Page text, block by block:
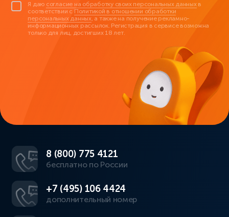
Я даю согласие на обработку своих персональных данныхв
соответствии с Политикой в отношении обработки
персональных данных, а также на получение рекламно-
информационных рассылок. Регистрация в сервисе возможна
только для лиц, достигших 18 лет.
8 (800) 775 4121
бесплатно по России
+7 (495) 106 4424
дополнительный номер